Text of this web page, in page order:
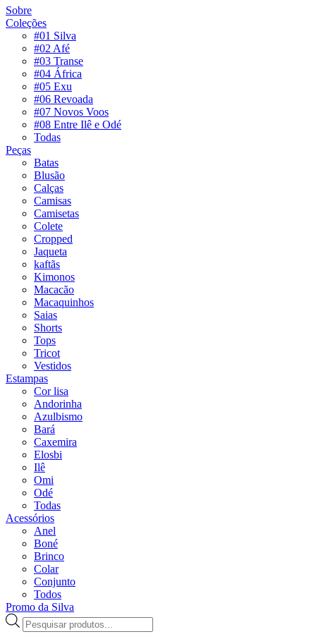
Sobre
Coleções
#01 Silva
#02 Afé
#03 Transe
#04 África
#05 Exu
#06 Revoada
#07 Novos Voos
#08 Entre Ilê e Odé
Todas
Peças
Batas
Blusão
Calças
Camisas
Camisetas
Colete
Cropped
Jaqueta
kaftãs
Kimonos
Macacão
Macaquinhos
Saias
Shorts
Tops
Tricot
Vestidos
Estampas
Cor lisa
Andorinha
Azulbismo
Bará
Caxemira
Elosbi
Ilê
Omi
Odé
Todas
Acessórios
Anel
Boné
Brinco
Colar
Conjunto
Todos
Promo da Silva
Pesquisar
produtos